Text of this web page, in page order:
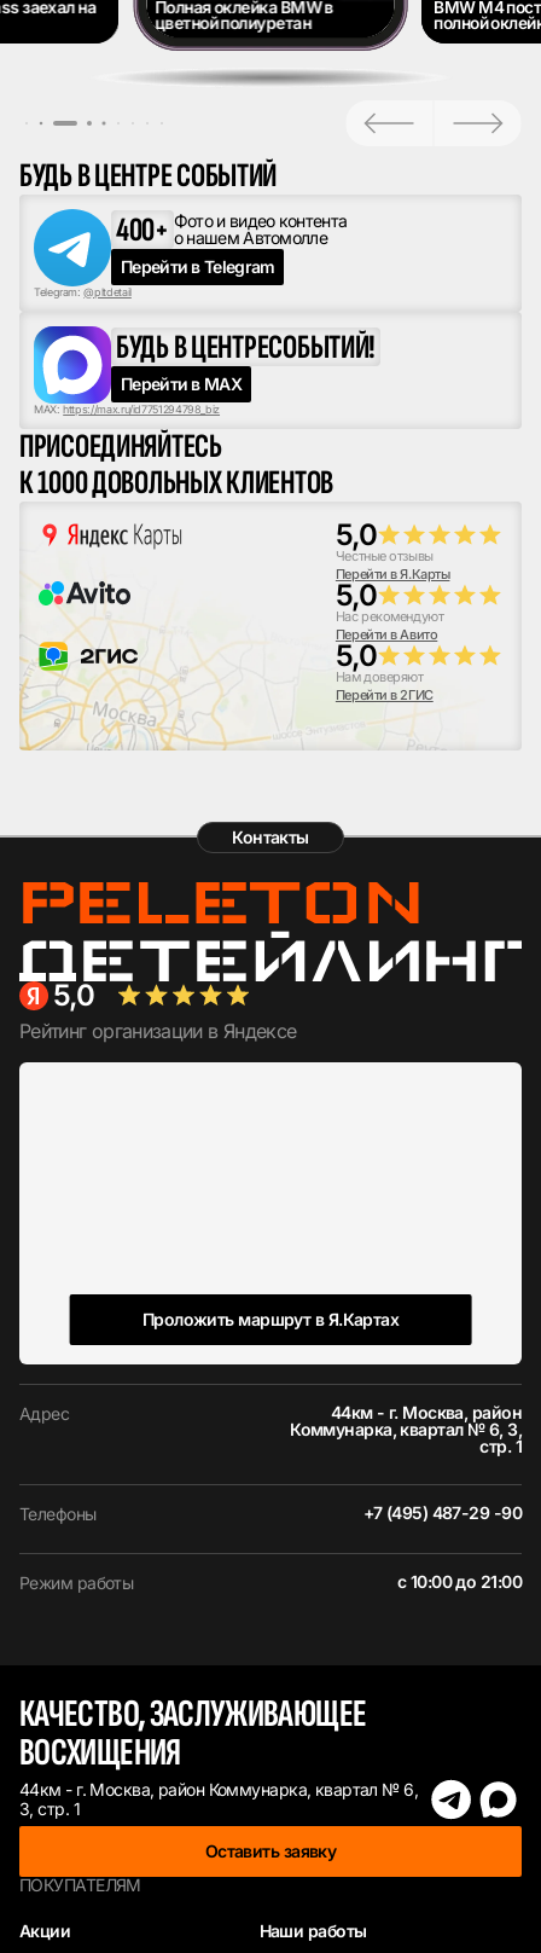
заехал на
Полная оклейка BMW в
цветной полиуретан
BMW M4
полной
ПРИСОЕДИНЯЙТЕСЬ
К 1000 ДОВОЛЬНЫХ КЛИЕНТОВ
5,0
Честные отзывы
Перейти в Я.Карты
5,0
Нас рекомендуют
Перейти в Авито
5,0
Нам доверяют
Перейти в 2ГИС
БУДЬ В ЦЕНТРЕ СОБЫТИЙ
400+ Фото и видео контента
о нашем Автомолле
Перейти в Telegram
Telegram:@pltdetail
БУДЬ В ЦЕНТРЕСОБЫТИЙ!
Перейти в MAX
MAX:https://max.ru/id7751294798_biz
Контакты
5,0
Рейтинг организации в Яндексе
Проложить маршрут в Я.Картах
Адрес
44км - г. Москва, район
Коммунарка, квартал № 6, 3,
стр. 1
Телефоны +7 (495) 487-29 -90
Режим работы с 10:00 до 21:00
КАЧЕСТВО, ЗАСЛУЖИВАЮЩЕЕ
ВОСХИЩЕНИЯ
44км - г. Москва, район Коммунарка, квартал № 6,
3, стр. 1
Оставить заявку
ПОКУПАТЕЛЯМ
Акции
Наши работы